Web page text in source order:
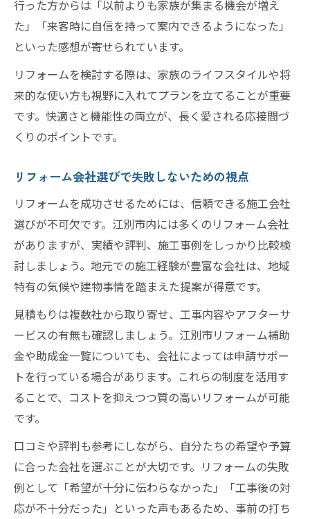
行った方からは「以前よりも家族が集まる機会が増え
た」「来客時に自信を持って案内できるようになった」
といった感想が寄せられています。
リフォームを検討する際は、家族のライフスタイルや将
来的な使い方も視野に入れてプランを立てることが重要
です。快適さと機能性の両立が、長く愛される応接間づ
くりのポイントです。
リフォーム会社選びで失敗しないための視点
リフォームを成功させるためには、信頼できる施工会社
選びが不可欠です。江別市内には多くのリフォーム会社
がありますが、実績や評判、施工事例をしっかり比較検
討しましょう。地元での施工経験が豊富な会社は、地域
特有の気候や建物事情を踏まえた提案が得意です。
見積もりは複数社から取り寄せ、工事内容やアフターサ
ービスの有無も確認しましょう。江別市リフォーム補助
金や助成金一覧についても、会社によっては申請サポー
トを行っている場合があります。これらの制度を活用す
ることで、コストを抑えつつ質の高いリフォームが可能
です。
口コミや評判も参考にしながら、自分たちの希望や予算
に合った会社を選ぶことが大切です。リフォームの失敗
例として「希望が十分に伝わらなかった」「工事後の対
応が不十分だった」といった声もあるため、事前の打ち